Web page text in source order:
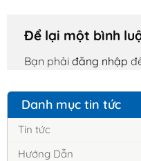
Danh mục tin tức
Tin tức
Hướng Dẫn
Để lại một bình
Bạn phải đăng nhập